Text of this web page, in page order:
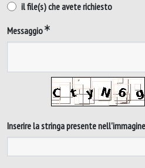
il file(s) che avete richiesto
Messaggio
Inserire la stringa presente nell'immagine